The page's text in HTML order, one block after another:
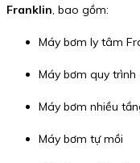
Franklin, bao gồm:
Máy bơm ly tâm
Máy bơm quy trình
Máy bơm nhiều
Máy bơm tự mồi